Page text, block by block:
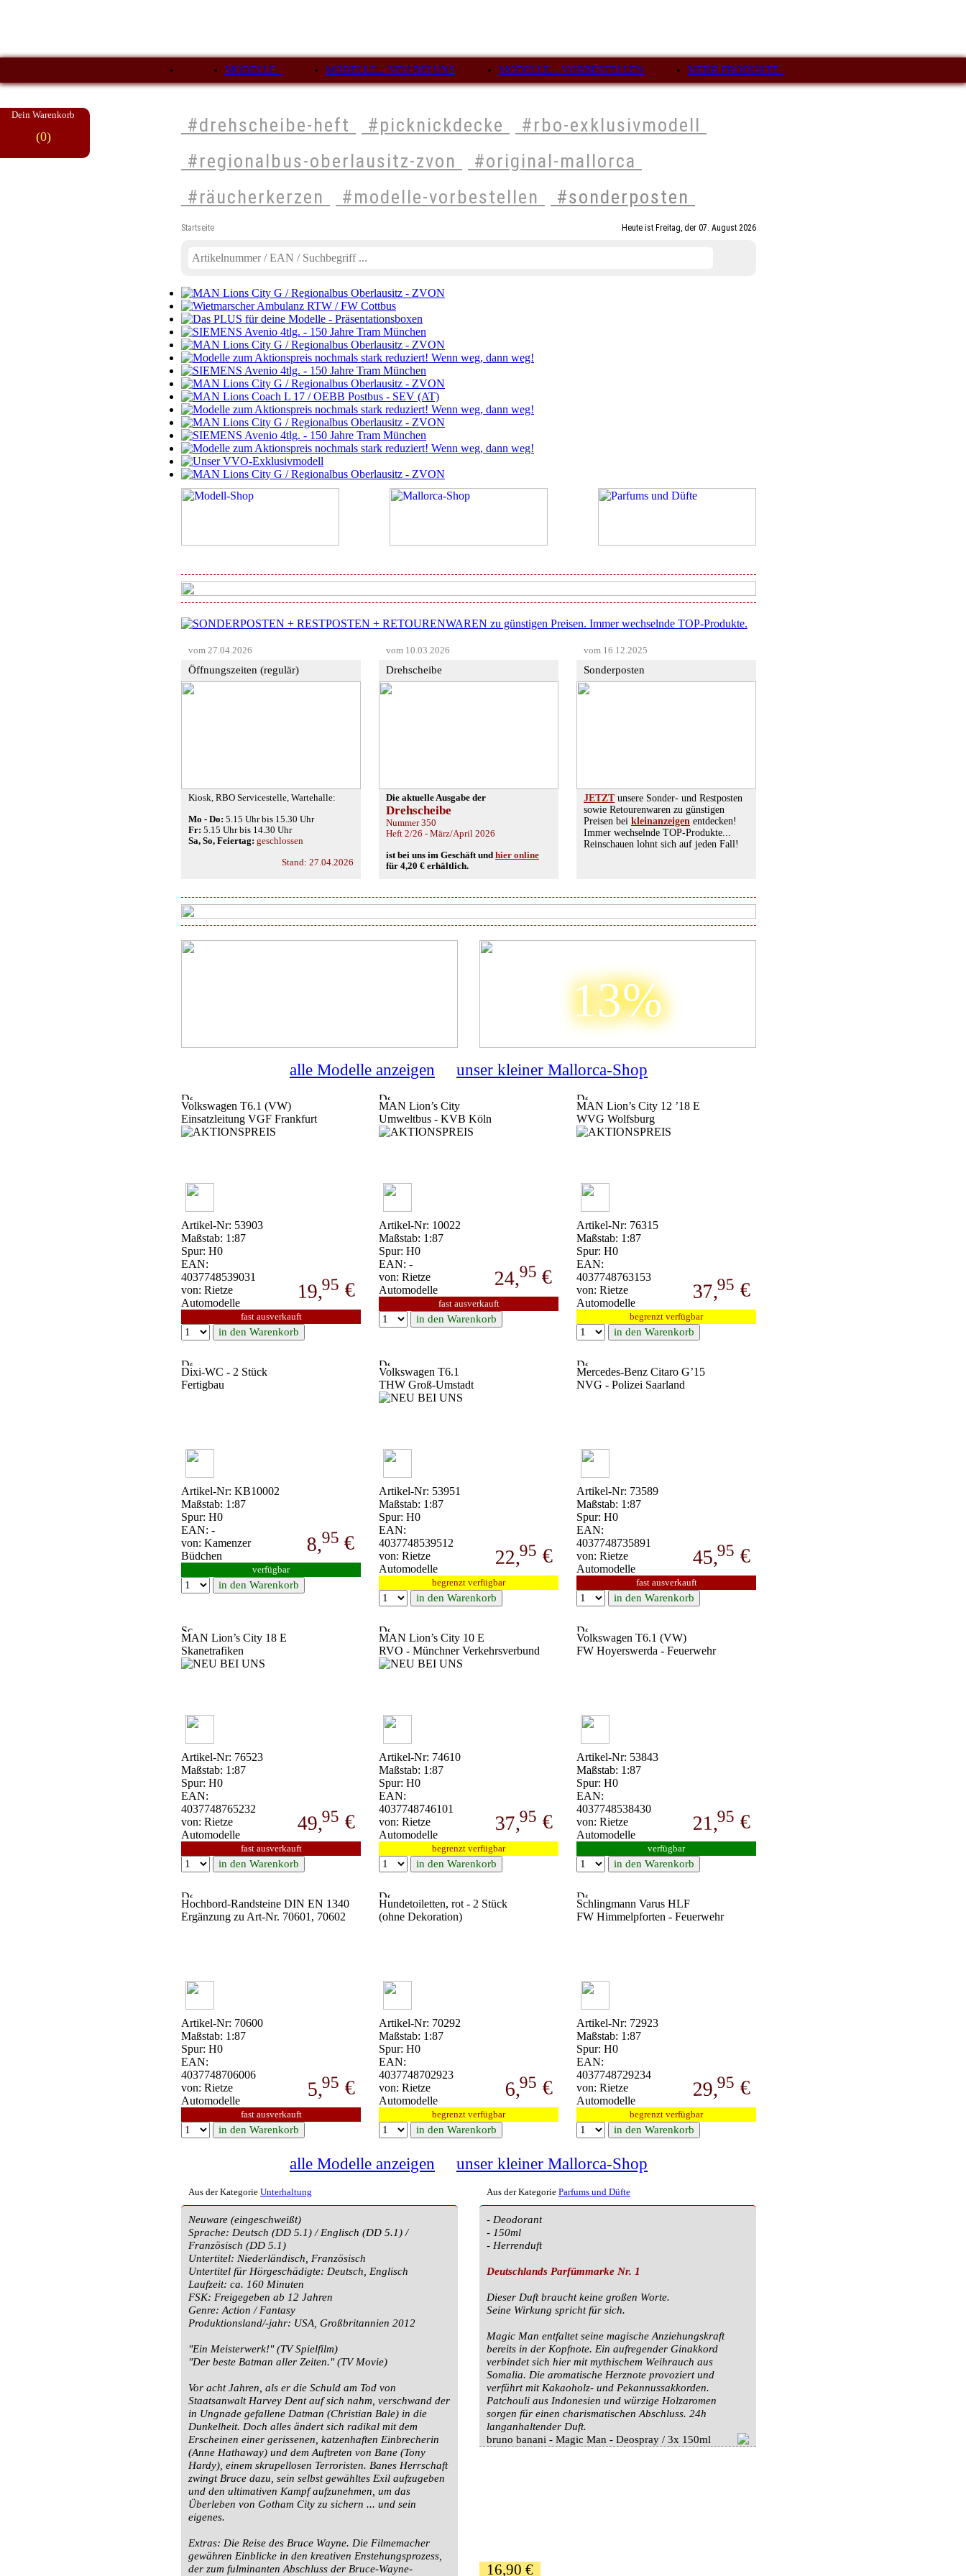
MODELLE MODELLE... NEU BEI UNS MODELLE... VORBESTELLEN MEHR PRODUKTE
Dein Warenkorb
(0) #drehscheibe-heft #picknickdecke
#rbo-exklusivmodell
#regionalbus-oberlausitz-zvon
#original-mallorca
#räucherkerzen
#modelle-vorbestellen #sonderposten
Startseite Heute ist Freitag, der 07. August 2026
vom 27.04.2026
Öffnungszeiten (regulär)
Kiosk, RBO Servicestelle, Wartehalle:
Mo - Do: 5.15 Uhr bis 15.30 Uhr
Fr: 5.15 Uhr bis 14.30 Uhr
Sa, So, Feiertag: geschlossen
Stand: 27.04.2026
vom 10.03.2026
Drehscheibe
Die aktuelle Ausgabe der
Drehscheibe
Nummer 350
Heft 2/26 - März/April 2026
ist bei uns im Geschäft und hier online
für 4,20 € erhältlich.
vom 16.12.2025
Sonderposten
JETZTunsere Sonder- und Restposten
sowie Retourenwaren zu günstigen
Preisen bei kleinanzeigen entdecken!
Immer wechselnde TOP-Produkte...
Reinschauen lohnt sich auf jeden Fall!
13%
alle Modelle anzeigen unser kleiner Mallorca-Shop
Volkswagen T6.1 (VW)
Einsatzleitung VGF Frankfurt
Artikel-Nr: 53903
Maßstab: 1:87
Spur: H0
EAN:
4037748539031
von: Rietze
Automodelle
19,95 €
fast ausverkauft
MAN Lion’s City
Umweltbus - KVB Köln
Artikel-Nr: 10022
Maßstab: 1:87
Spur: H0
EAN: -
von: Rietze
Automodelle
24,95 €
fast ausverkauft
MAN Lion’s City 12 ’18 E
WVG Wolfsburg
Artikel-Nr: 76315
Maßstab: 1:87
Spur: H0
EAN:
4037748763153
von: Rietze
Automodelle
37,95 €
begrenzt verfügbar
Dixi-WC - 2 Stück
Fertigbau
Artikel-Nr: KB10002
Maßstab: 1:87
Spur: H0
EAN: -
von: Kamenzer
Büdchen
8,95 €
verfügbar
Volkswagen T6.1
THW Groß-Umstadt
Artikel-Nr: 53951
Maßstab: 1:87
Spur: H0
EAN:
4037748539512
von: Rietze
Automodelle
22,95 €
begrenzt verfügbar
Mercedes-Benz Citaro G’15
NVG - Polizei Saarland
Artikel-Nr: 73589
Maßstab: 1:87
Spur: H0
EAN:
4037748735891
von: Rietze
Automodelle
45,95 €
fast ausverkauft
MAN Lion’s City 18 E
Skanetrafiken
Artikel-Nr: 76523
Maßstab: 1:87
Spur: H0
EAN:
4037748765232
von: Rietze
Automodelle
49,95 €
fast ausverkauft
MAN Lion’s City 10 E
RVO - Münchner Verkehrsverbund
Artikel-Nr: 74610
Maßstab: 1:87
Spur: H0
EAN:
4037748746101
von: Rietze
Automodelle
37,95 €
begrenzt verfügbar
Volkswagen T6.1 (VW)
FW Hoyerswerda - Feuerwehr
Artikel-Nr: 53843
Maßstab: 1:87
Spur: H0
EAN:
4037748538430
von: Rietze
Automodelle
21,95 €
verfügbar
Hochbord-Randsteine DIN EN 1340
Ergänzung zu Art-Nr. 70601, 70602
Artikel-Nr: 70600
Maßstab: 1:87
Spur: H0
EAN:
4037748706006
von: Rietze
Automodelle
5,95 €
fast ausverkauft
Hundetoiletten, rot - 2 Stück
(ohne Dekoration)
Artikel-Nr: 70292
Maßstab: 1:87
Spur: H0
EAN:
4037748702923
von: Rietze
Automodelle
6,95 €
begrenzt verfügbar
Schlingmann Varus HLF
FW Himmelpforten - Feuerwehr
Artikel-Nr: 72923
Maßstab: 1:87
Spur: H0
EAN:
4037748729234
von: Rietze
Automodelle
29,95 €
begrenzt verfügbar
alle Modelle anzeigen unser kleiner Mallorca-Shop
Aus der Kategorie Unterhaltung
Neuware (eingeschweißt)
Sprache: Deutsch (DD 5.1) / Englisch (DD 5.1) /
Französisch (DD 5.1)
Untertitel: Niederländisch, Französisch
Untertitel für Hörgeschädigte: Deutsch, Englisch
Laufzeit: ca. 160 Minuten
FSK: Freigegeben ab 12 Jahren
Genre: Action / Fantasy
Produktionsland/-jahr: USA, Großbritannien 2012
"Ein Meisterwerk!" (TV Spielfilm)
"Der beste Batman aller Zeiten." (TV Movie)
Vor acht Jahren, als er die Schuld am Tod von
Staatsanwalt Harvey Dent auf sich nahm, verschwand der
in Ungnade gefallene Datman (Christian Bale) in die
Dunkelheit. Doch alles ändert sich radikal mit dem
Erscheinen einer gerissenen, katzenhaften Einbrecherin
(Anne Hathaway) und dem Auftreten von Bane (Tony
Hardy), einem skrupellosen Terroristen. Banes Herrschaft
zwingt Bruce dazu, sein selbst gewähltes Exil aufzugeben
und den ultimativen Kampf aufzunehmen, um das
Überleben von Gotham City zu sichern ... und sein
eigenes.
Extras: Die Reise des Bruce Wayne. Die Filmemacher
gewähren Einblicke in den kreativen Enstehungsprozess,
der zum fulminanten Abschluss der Bruce-Wayne-
Aus der Kategorie Parfums und Düfte
- Deodorant
- 150ml
- Herrenduft
Deutschlands Parfümmarke Nr. 1
Dieser Duft braucht keine großen Worte.
Seine Wirkung spricht für sich.
Magic Man entfaltet seine magische Anziehungskraft
bereits in der Kopfnote. Ein aufregender Ginakkord
verbindet sich hier mit mythischem Weihrauch aus
Somalia. Die aromatische Herznote provoziert und
verführt mit Kakaoholz- und Pekannussakkorden.
Patchouli aus Indonesien und würzige Holzaromen
sorgen für einen charismatischen Abschluss. 24h
langanhaltender Duft.
bruno banani - Magic Man - Deospray / 3x 150ml
16,90 €